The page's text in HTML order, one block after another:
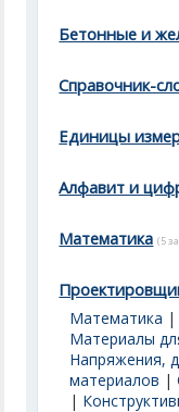
Бетонные и
Справочник-
Единицы
Алфавит и
Математика (5
Математика |
Материалы
Напряжения,
материалов |
|